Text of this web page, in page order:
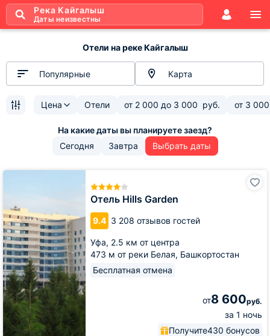
Река Кайгалыш
Даты неизвестны
Отели на реке Кайгалыш
Популярные Карта
Цена Отели от 2 000 до 3 000 руб. от 3 000
Сегодня Завтра Выбрать даты
Отель Hills Garden
9.4 3 208 отзывов гостей
Уфа, 2.5 км от центра
473 м от реки Белая, Башкортостан
Бесплатная отмена
от8 600руб.
за 1 ночь
Получите430 бонусов
Отель